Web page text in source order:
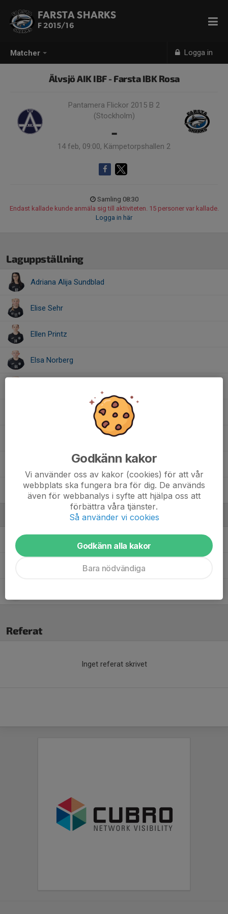
Matcher Logga in
FARSTA SHARKS
F 2015/16
Älvsjö AIK IBF - Farsta IBK Rosa
Pantamera Flickor 2015 B 2
(Stockholm)
-
14 feb, 09:00, Kämpetorpshallen 2
Samling 08:30
Endast kallade kunde anmäla sig till aktiviteten. 15 personer var kallade.
Logga in här
Laguppställning
Adriana Alija Sundblad
Elise Sehr
Ellen Printz
Elsa Norberg
Karla Dahlman
Tina Zhou
Madeleine SkoglundLagledare och tränare
Referat
Inget referat skrivet
Godkänn kakor
Vi använder oss av kakor (cookies) för att vår
webbplats ska fungera bra för dig. De används
även för webbanalys i syfte att hjälpa oss att
förbättra våra tjänster.
Så använder vi cookies
Godkänn alla kakor
Bara nödvändiga